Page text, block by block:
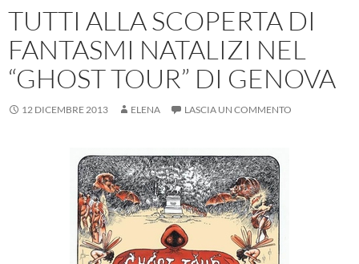
TUTTI ALLA SCOPERTA DI
FANTASMI NATALIZI NEL
“GHOST TOUR” DI GENOVA
12 DICEMBRE 2013 ELENA LASCIA UN COMMENTO